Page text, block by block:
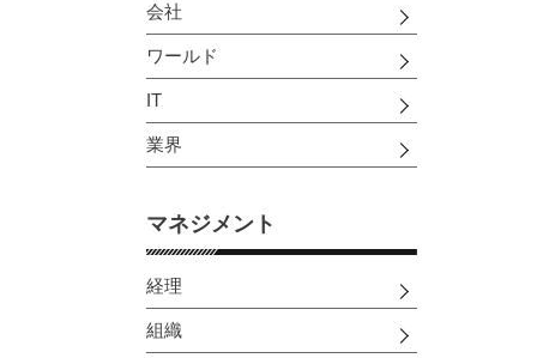
会社
ワールド
IT
業界
マネジメント
経理
組織